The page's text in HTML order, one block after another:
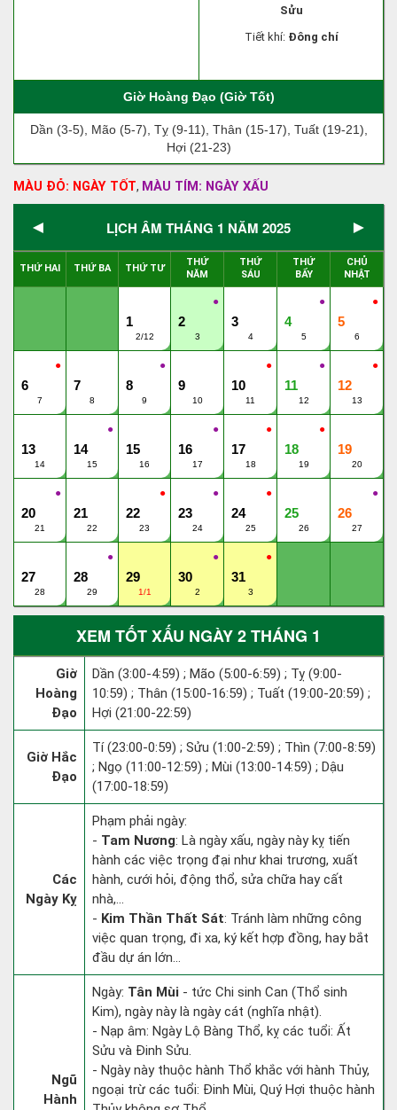
Sửu
Tiết khí: Đông chí
Giờ Hoàng Đạo (Giờ Tốt)
Dần (3-5), Mão (5-7), Tỵ (9-11), Thân (15-17), Tuất (19-21),
Hợi (21-23)
MÀU ĐỎ: NGÀY TỐT, MÀU TÍM: NGÀY XẤU
◄ LỊCH ÂM THÁNG 1 NĂM 2025 ►
THỨ HAI THỨ BA THỨ TƯ
THỨ
NĂM
THỨ
SÁU
THỨ
BẨY
CHỦ
NHẬT
1
2/12
●
2
3
3
4
●
4
5
●
5
6
●
6
7
7
8
●
8
9
9
10
●
10
11
●
11
12
●
12
13
13
14
●
14
15
15
16
●
16
17
●
17
18
●
18
19
19
20
●
20
21
21
22
●
22
23
●
23
24
●
24
25
25
26
●
26
27
27
28
●
28
29
29
1/1
●
30
2
●
31
3
XEM TỐT XẤU NGÀY 2 THÁNG 1
Giờ
Hoàng
Đạo
Dần (3:00-4:59) ; Mão (5:00-6:59) ; Tỵ (9:00-
10:59) ; Thân (15:00-16:59) ; Tuất (19:00-20:59) ;
Hợi (21:00-22:59)
Giờ Hắc
Đạo
Tí (23:00-0:59) ; Sửu (1:00-2:59) ; Thìn (7:00-8:59)
; Ngọ (11:00-12:59) ; Mùi (13:00-14:59) ; Dậu
(17:00-18:59)
Các
Ngày Kỵ
Phạm phải ngày:
- Tam Nương: Là ngày xấu, ngày này kỵ tiến
hành các việc trọng đại như khai trương, xuất
hành, cưới hỏi, động thổ, sửa chữa hay cất
nhà,...
- Kim Thần Thất Sát: Tránh làm những công
việc quan trọng, đi xa, ký kết hợp đồng, hay bắt
đầu dự án lớn...
Ngũ
Hành
Ngày: Tân Mùi - tức Chi sinh Can (Thổ sinh
Kim), ngày này là ngày cát (nghĩa nhật).
- Nạp âm: Ngày Lộ Bàng Thổ, kỵ các tuổi: Ất
Sửu và Đinh Sửu.
- Ngày này thuộc hành Thổ khắc với hành Thủy,
ngoại trừ các tuổi: Đinh Mùi, Quý Hợi thuộc hành